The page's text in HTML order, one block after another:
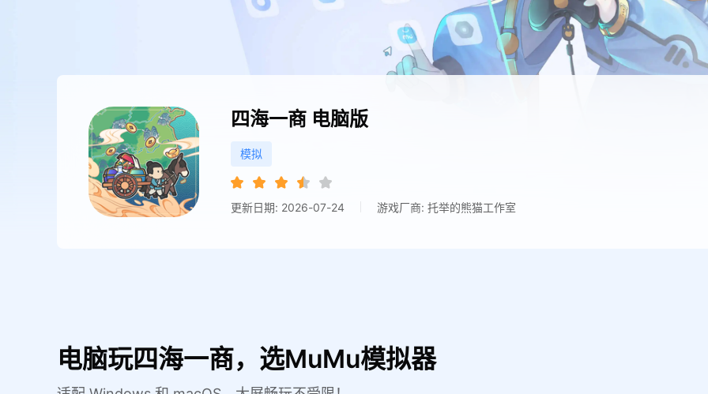
四海一商 电脑版
模拟
更新日期: 2026-07-24 游戏厂商: 托举的熊猫工作室
电脑玩四海一商，选MuMu模拟器